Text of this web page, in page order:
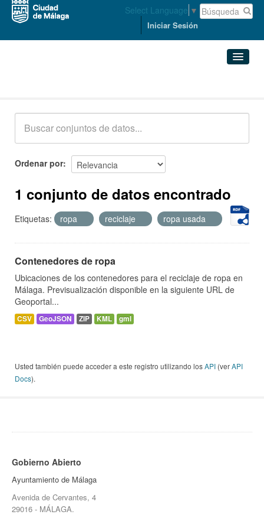
Select Language ▼
Iniciar Sesión
Acerca de
Ordenar por
1 conjunto de datos encontrado
Etiquetas: ropa reciclaje ropa usada
Contenedores de ropa
Ubicaciones de los contenedores para el reciclaje de ropa en
Málaga. Previsualización disponible en la siguiente URL de
Geoportal...
CSV GeoJSON ZIP KML gml
Usted también puede acceder a este registro utilizando losAPI (verAPI
Docs).
Gobierno Abierto
Ayuntamiento de Málaga
Avenida de Cervantes, 4
29016 - MÁLAGA.